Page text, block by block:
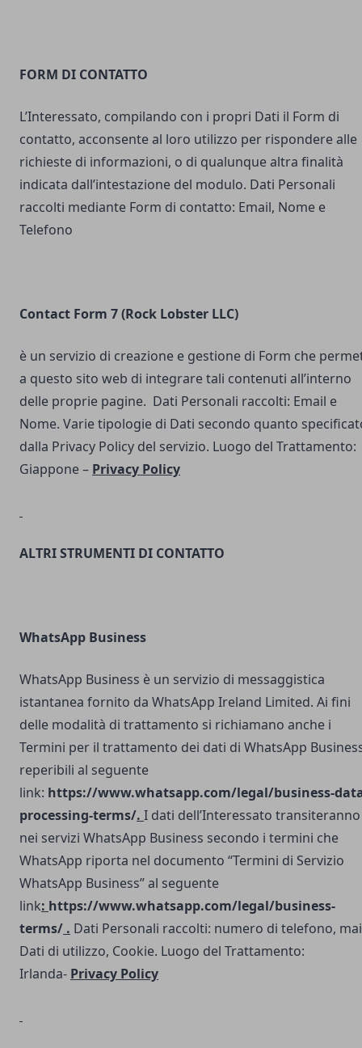
FORM DI CONTATTO
L’Interessato, compilando con i propri Dati il Form di
contatto, acconsente al loro utilizzo per rispondere alle
richieste di informazioni, o di qualunque altra finalità
indicata dall’intestazione del modulo. Dati Personali
raccolti mediante Form di contatto: Email, Nome e
Telefono
Contact Form 7 (Rock Lobster LLC)
è un servizio di creazione e gestione di Form che
a questo sito web di integrare tali contenuti all’interno
delle proprie pagine. Dati Personali raccolti: Email e
Nome. Varie tipologie di Dati secondo quanto
dalla Privacy Policy del servizio. Luogo del Trattamento:
Giappone – Privacy Policy
ALTRI STRUMENTI DI CONTATTO
WhatsApp Business
WhatsApp Business è un servizio di messaggistica
istantanea fornito da WhatsApp Ireland Limited. Ai fini
delle modalità di trattamento si richiamano anche i
Termini per il trattamento dei dati di WhatsApp
reperibili al seguente
link: https://www.whatsapp.com/legal/business-
processing-terms/. I dati dell’Interessato transiteranno
nei servizi WhatsApp Business secondo i termini che
WhatsApp riporta nel documento “Termini di Servizio
WhatsApp Business” al seguente
link: https://www.whatsapp.com/legal/business-
terms/ . Dati Personali raccolti: numero di telefono,
Dati di utilizzo, Cookie. Luogo del Trattamento:
Irlanda- Privacy Policy